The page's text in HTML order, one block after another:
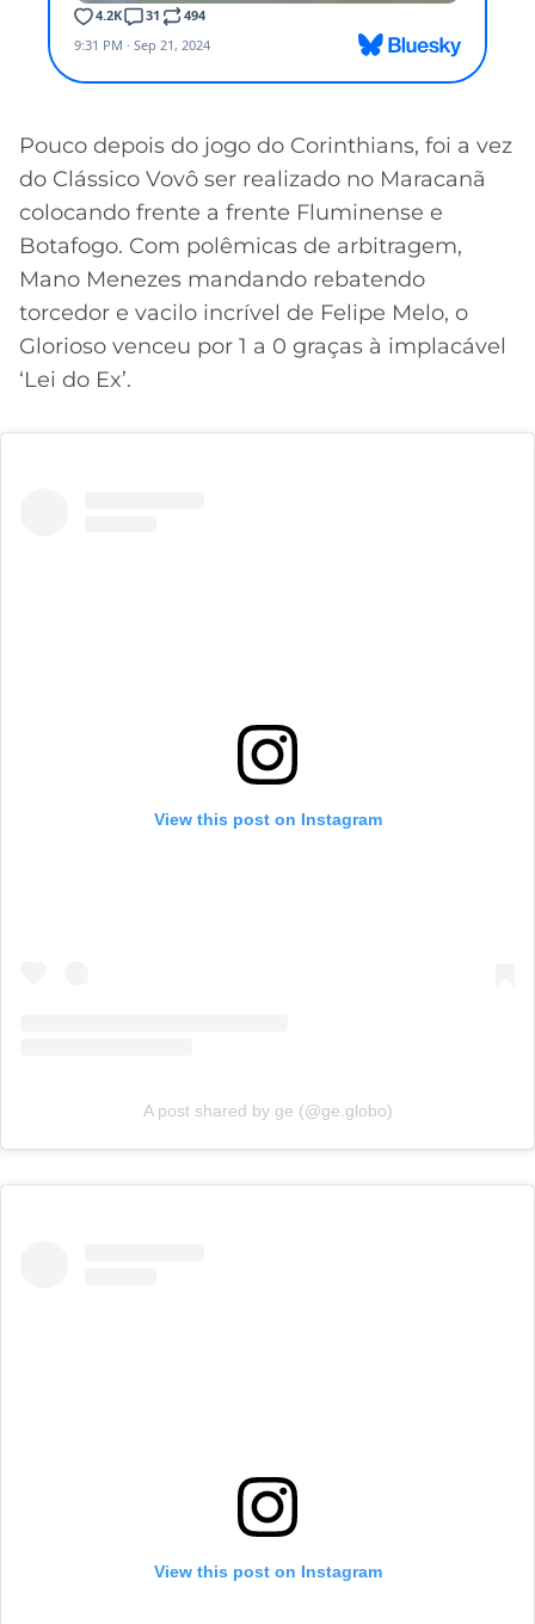
Pouco depois do jogo do Corinthians, foi a vez
do Clássico Vovô ser realizado no Maracanã
colocando frente a frente Fluminense e
Botafogo. Com polêmicas de arbitragem,
Mano Menezes mandando rebatendo
torcedor e vacilo incrível de Felipe Melo, o
Glorioso venceu por 1 a 0 graças à implacável
‘Lei do Ex’.
View this post on Instagram
A post shared by ge (@ge.globo)
View this post on Instagram